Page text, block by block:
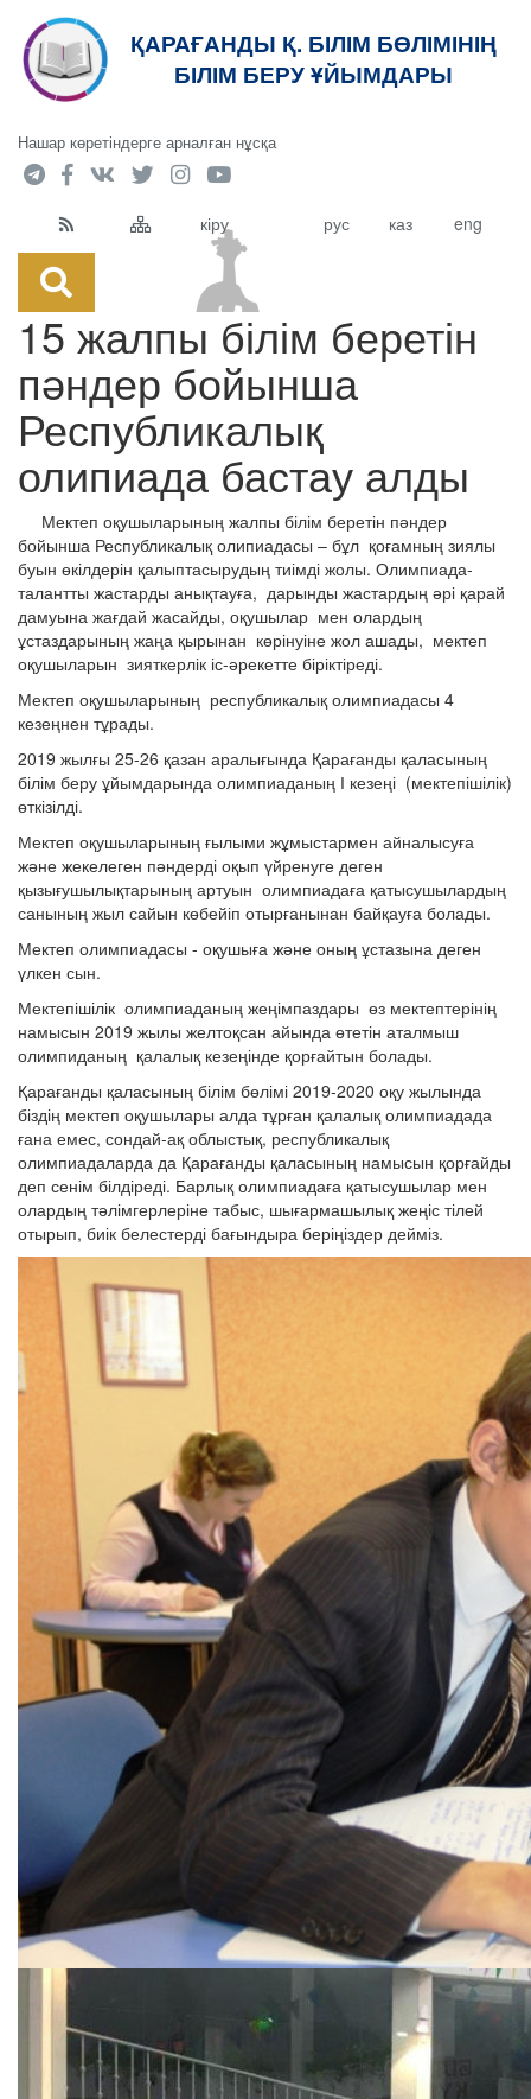
ҚАРАҒАНДЫ Қ. БІЛІМ БӨЛІМІНІҢ
БІЛІМ БЕРУ ҰЙЫМДАРЫ
Нашар көретіндерге арналған нұсқа
кіру рус каз eng
15 жалпы білім беретін
пәндер бойынша
Республикалық
олипиада бастау алды
Мектеп оқушыларының жалпы білім беретін пәндер
бойынша Республикалық олипиадасы – бұл қоғамның зиялы
буын өкілдерін қалыптасырудың тиімді жолы. Олимпиада-
талантты жастарды анықтауға, дарынды жастардың әрі қарай
дамуына жағдай жасайды, оқушылар мен олардың
ұстаздарының жаңа қырынан көрінуіне жол ашады, мектеп
оқушыларын зияткерлік іс-әрекетте біріктіреді.
Мектеп оқушыларының республикалық олимпиадасы 4
кезеңнен тұрады.
2019 жылғы 25-26 қазан аралығында Қарағанды қаласының
білім беру ұйымдарында олимпиаданың І кезеңі (мектепішілік)
өткізілді.
Мектеп оқушыларының ғылыми жұмыстармен айналысуға
және жекелеген пәндерді оқып үйренуге деген
қызығушылықтарының артуын олимпиадаға қатысушылардың
санының жыл сайын көбейіп отырғанынан байқауға болады.
Мектеп олимпиадасы - оқушыға және оның ұстазына деген
үлкен сын.
Мектепішілік олимпиаданың жеңімпаздары өз мектептерінің
намысын 2019 жылы желтоқсан айында өтетін аталмыш
олимпиданың қалалық кезеңінде қорғайтын болады.
Қарағанды қаласының білім бөлімі 2019-2020 оқу жылында
біздің мектеп оқушылары алда тұрған қалалық олимпиадада
ғана емес, сондай-ақ облыстық, республикалық
олимпиадаларда да Қарағанды қаласының намысын қорғайды
деп сенім білдіреді. Барлық олимпиадаға қатысушылар мен
олардың тәлімгерлеріне табыс, шығармашылық жеңіс тілей
отырып, биік белестерді бағындыра беріңіздер дейміз.